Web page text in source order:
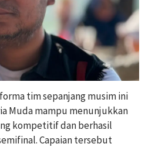
tim sepanjang musim ini
Muda mampu menunjukkan
kompetitif dan berhasil
Capaian tersebut